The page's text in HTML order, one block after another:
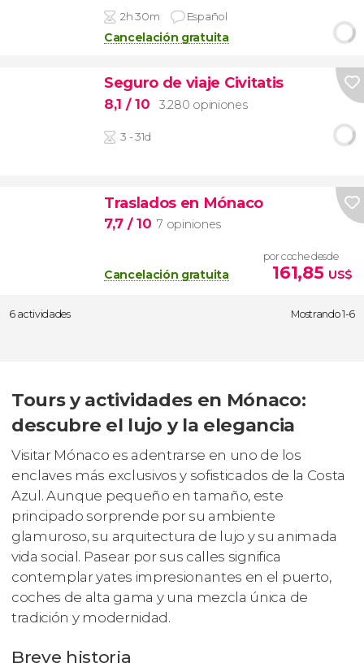
2h 30m Español
Cancelación gratuita
Seguro de viaje Civitatis
8,1 / 10 3.280 opiniones
3 - 31d
Traslados en Mónaco
7,7 / 10 7 opiniones
Cancelación gratuita
por coche desde
161,85 US$
6 actividades Mostrando 1-6
Tours y actividades en Mónaco:
descubre el lujo y la elegancia
Visitar Mónaco es adentrarse en uno de los
enclaves más exclusivos y sofisticados de la Costa
Azul. Aunque pequeño en tamaño, este
principado sorprende por su ambiente
glamuroso, su arquitectura de lujo y su animada
vida social. Pasear por sus calles significa
contemplar yates impresionantes en el puerto,
coches de alta gama y una mezcla única de
tradición y modernidad.
Breve historia